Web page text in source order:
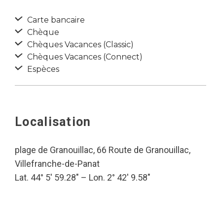
Carte bancaire
Chèque
Chèques Vacances (Classic)
Chèques Vacances (Connect)
Espèces
Localisation
plage de Granouillac, 66 Route de Granouillac,
Villefranche-de-Panat
Lat. 44° 5′ 59.28″ – Lon. 2° 42′ 9.58″